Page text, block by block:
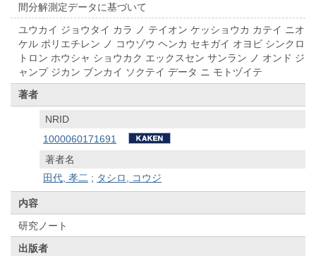
間分解測定データに基づいて
ユウカイ ジョウタイ カラ ノ テイオン ケッショウカ カテイ ニオ
ケル ポリエチレン ノ コウゾウ ヘンカ セキガイ オヨビ シンクロ
トロン ホウシャ ショウカク エックスセン サンラン ノ オンド ジ
ャンプ ジカン ブンカイ ソクテイ データ ニ モトヅイテ
著者
NRID
1000060171691
著者名
田代, 孝二 ; タシロ, コウジ
内容
研究ノート
出版者